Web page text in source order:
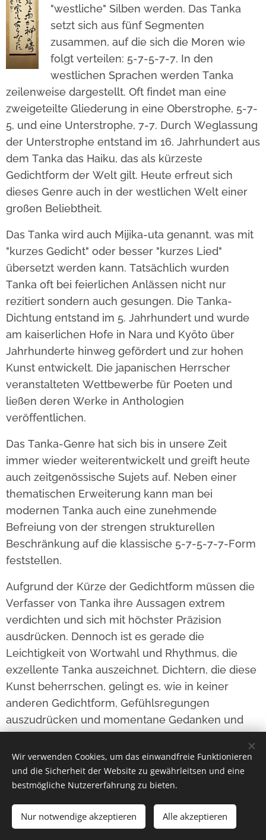
"westliche" Silben werden. Das Tanka
setzt sich aus fünf Segmenten
zusammen, auf die sich die Moren wie
folgt verteilen: 5-7-5-7-7. In den
westlichen Sprachen werden Tanka
zeilenweise dargestellt. Oft findet man eine
zweigeteilte Gliederung in eine Oberstrophe, 5-7-
5, und eine Unterstrophe, 7-7. Durch Weglassung
der Unterstrophe entstand im 16. Jahrhundert aus
dem Tanka das Haiku, das als kürzeste
Gedichtform der Welt gilt. Heute erfreut sich
dieses Genre auch in der westlichen Welt einer
großen Beliebtheit.
Das Tanka wird auch Mijika-uta genannt, was mit
"kurzes Gedicht" oder besser "kurzes Lied"
übersetzt werden kann. Tatsächlich wurden
Tanka oft bei feierlichen Anlässen nicht nur
rezitiert sondern auch gesungen. Die Tanka-
Dichtung entstand im 5. Jahrhundert und wurde
am kaiserlichen Hofe in Nara und Kyōto über
Jahrhunderte hinweg gefördert und zur hohen
Kunst entwickelt. Die japanischen Herrscher
veranstalteten Wettbewerbe für Poeten und
ließen deren Werke in Anthologien
veröffentlichen.
Das Tanka-Genre hat sich bis in unsere Zeit
immer wieder weiterentwickelt und greift heute
auch zeitgenössische Sujets auf. Neben einer
thematischen Erweiterung kann man bei
modernen Tanka auch eine zunehmende
Befreiung von der strengen strukturellen
Beschränkung auf die klassische 5-7-5-7-7-Form
feststellen.
Aufgrund der Kürze der Gedichtform müssen die
Verfasser von Tanka ihre Aussagen extrem
verdichten und sich mit höchster Präzision
ausdrücken. Dennoch ist es gerade die
Leichtigkeit von Wortwahl und Rhythmus, die
exzellente Tanka auszeichnet. Dichtern, die diese
Kunst beherrschen, gelingt es, wie in keiner
anderen Gedichtform, Gefühlsregungen
auszudrücken und momentane Gedanken und
Impressum
Datenschutzerklärung
Wir verwenden Cookies, um das einwandfreie Funktionieren
und die Sicherheit der Website zu gewährleitsen und eine
bestmögliche Nutzererfahrung zu bieten.
Nur notwendige akzeptieren Alle akzeptieren